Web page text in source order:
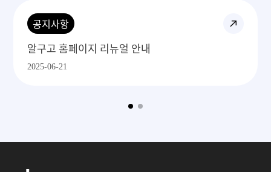
공지사항
알구고 1688주문 프로세스
2025-06-29